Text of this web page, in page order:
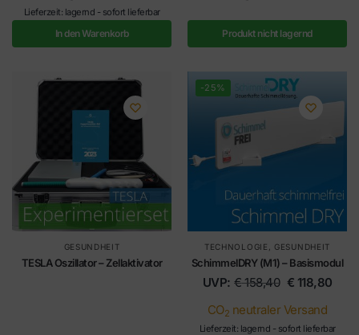
Lieferzeit: lagernd - sofort lieferbar
In den Warenkorb Produkt nicht lagernd
GESUNDHEIT
TESLA Oszillator – Zellaktivator
-25%
TECHNOLOGIE GESUNDHEIT
SchimmelDRY (M1) – Basismodul
UVP: €158,40 € 118,80
CO2 neutraler Versand
Lieferzeit: lagernd - sofort lieferbar